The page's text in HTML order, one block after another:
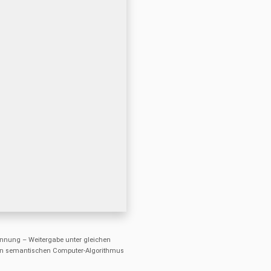
– Weitergabe unter gleichen
semantischen Computer-Algorithmus